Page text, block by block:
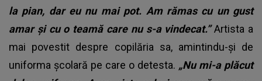
la pian, dar eu nu mai pot. Am rămas cu un gust
amar și cu o teamă care nu s-a vindecat.”Artista a
mai povestit despre copilăria sa, amintindu-și de
uniforma școlară pe care o detesta. „Nu mi-a plăcut